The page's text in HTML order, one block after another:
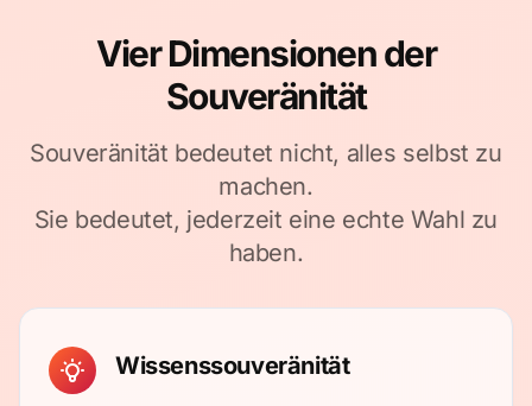
Vier Dimensionen der
Souveränität
Souveränität bedeutet nicht, alles selbst zu
machen.
Sie bedeutet, jederzeit eine echte Wahl zu
haben.
Wissenssouveränität